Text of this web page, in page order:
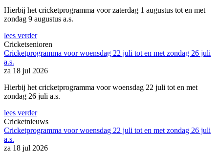
Hierbij het cricketprogramma voor zaterdag 1 augustus tot en met
zondag 9 augustus a.s.
lees verder
Cricketsenioren
Cricketprogramma voor woensdag 22 juli tot en met zondag 26 juli
a.s.
za 18 jul 2026
Hierbij het cricketprogramma voor woensdag 22 juli tot en met
zondag 26 juli a.s.
lees verder
Cricketnieuws
Cricketprogramma voor woensdag 22 juli tot en met zondag 26 juli
a.s.
za 18 jul 2026